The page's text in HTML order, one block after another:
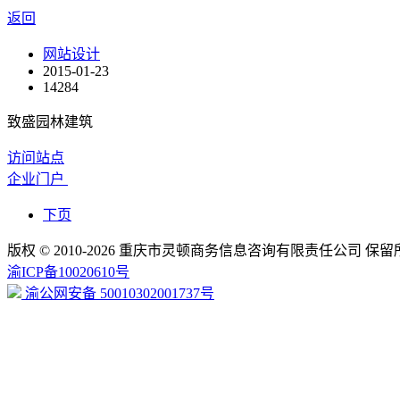
返回
网站设计
2015-01-23
14284
致盛园林建筑
访问站点
企业门户
下页
版权 © 2010-2026 重庆市灵顿商务信息咨询有限责任公司 保留
渝ICP备10020610号
渝公网安备 50010302001737号